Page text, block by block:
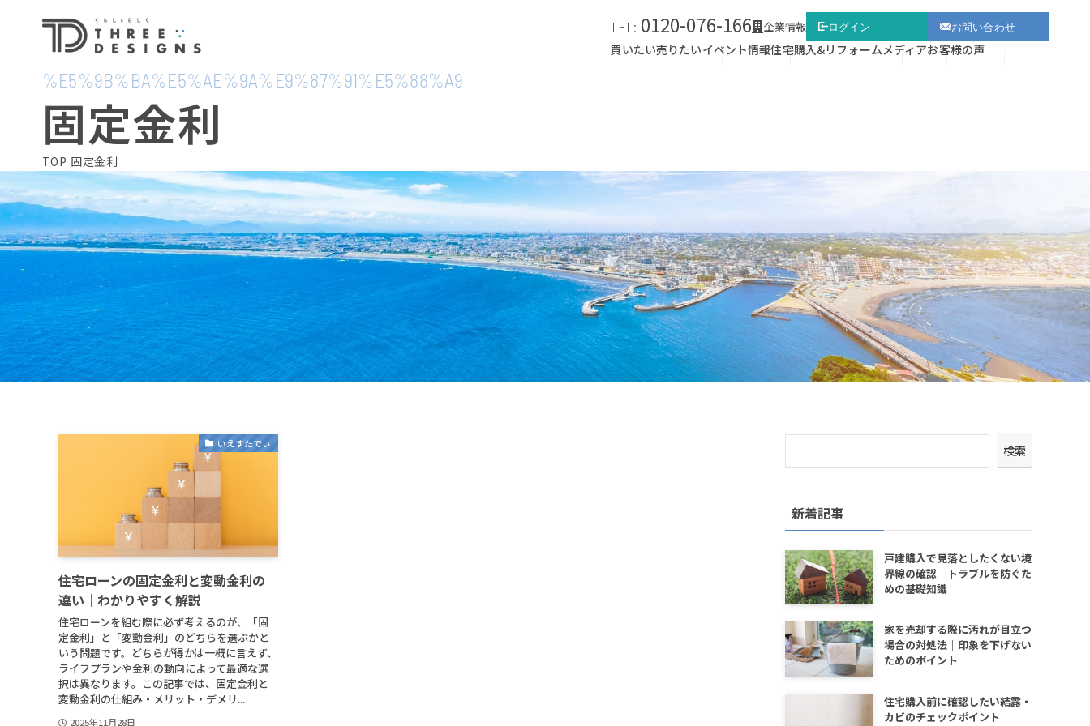
TEL: 0120-076-166 企業情報 ログイン お問い合わせ
買いたい売りたいイベント情報住宅購入&リフォームメディアお客様の声
%E5%9B%BA%E5%AE%9A%E9%87%91%E5%88%A9
固定金利
TOP 固定金利
いえすたでぃ
住宅ローンの固定金利と変動金利の
違い｜わかりやすく解説
住宅ローンを組む際に必ず考えるのが、「固
定金利」と「変動金利」のどちらを選ぶかと
いう問題です。どちらが得かは一概に言えず、
ライフプランや金利の動向によって最適な選
択は異なります。この記事では、固定金利と
変動金利の仕組み・メリット・デメリ...
2025年11月28日
検索
新着記事
戸建購入で見落としたくない境
界線の確認｜トラブルを防ぐた
めの基礎知識
家を売却する際に汚れが目立つ
場合の対処法｜印象を下げない
ためのポイント
住宅購入前に確認したい結露・
カビのチェックポイント